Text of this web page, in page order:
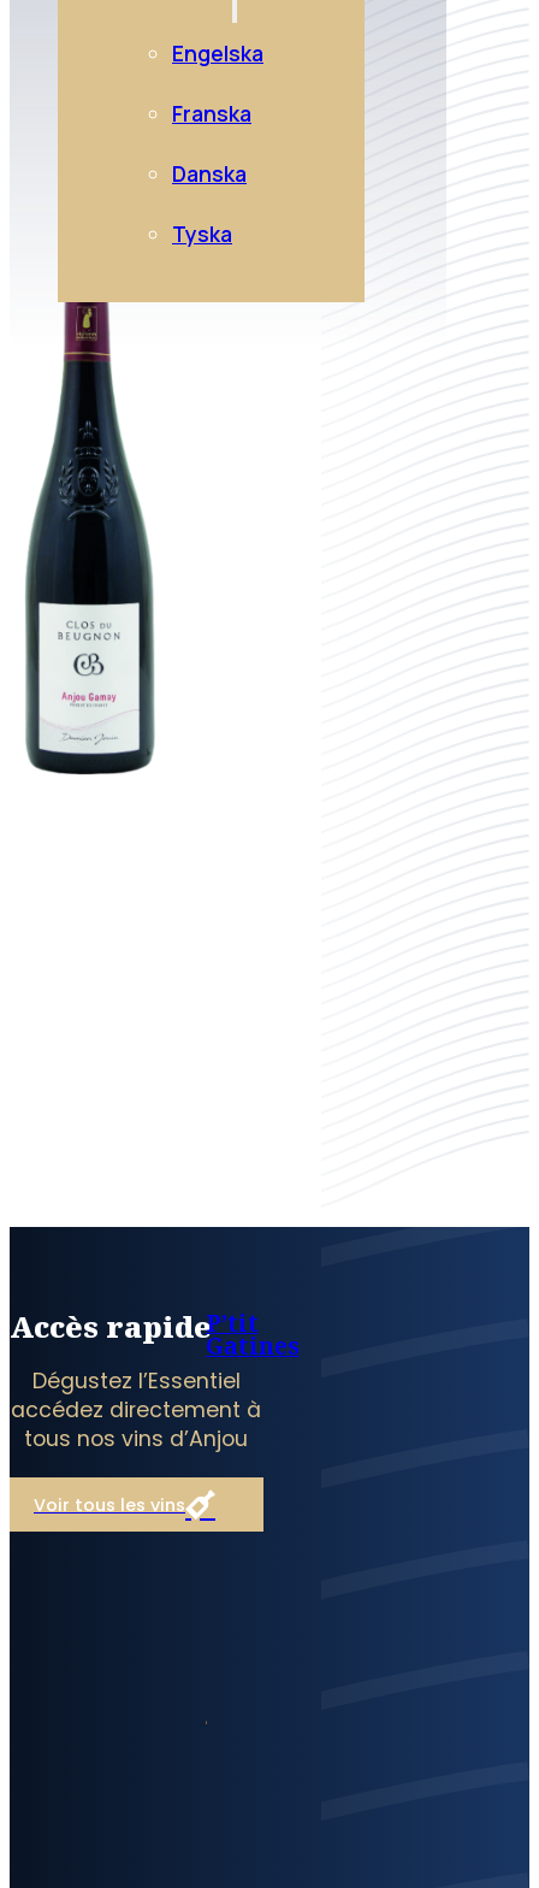
Engelska
Franska
Danska
Tyska
Accès rapide
Dégustez l’Essentiel
accédez directement à
tous nos vins d’Anjou
Voir tous les vins
P’tit
Gatines